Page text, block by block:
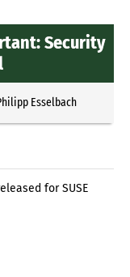
Security
Esselbach
for SUSE